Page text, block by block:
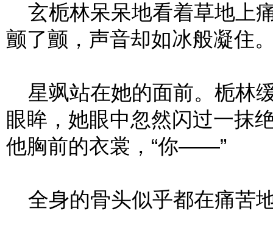
玄栀林呆呆地看着草地上
颤了颤，声音却如冰般凝住
星飒站在她的面前。栀林
眼眸，她眼中忽然闪过一抹
他胸前的衣裳，“你——”
全身的骨头似乎都在痛苦